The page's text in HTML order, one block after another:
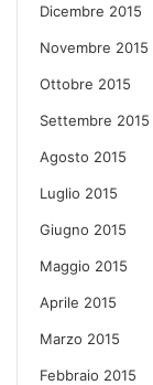
Dicembre 2015
Novembre 2015
Ottobre 2015
Settembre 2015
Agosto 2015
Luglio 2015
Giugno 2015
Maggio 2015
Aprile 2015
Marzo 2015
Febbraio 2015